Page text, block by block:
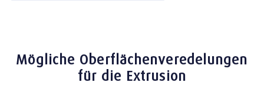
Mögliche Oberflächenveredelungen
für die Extrusion